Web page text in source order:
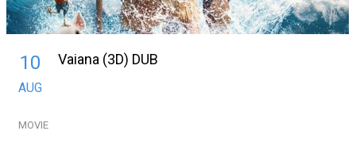
10
AUG
Vaiana (3D) DUB
MOVIE